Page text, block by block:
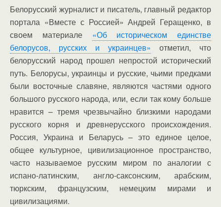
Белорусский журналист и писатель, главный редактор
портала «Вместе с Россией» Андрей Геращенко, в
своем материале «Об историческом единстве
белорусов, русских и украинцев» отметил, что
белорусский народ прошел непростой исторический
путь. Белорусы, украинцы и русские, чьими предками
были восточные славяне, являются частями одного
большого русского народа, или, если так кому больше
нравится – тремя чрезвычайно близкими народами
русского корня и древнерусского происхождения.
Россия, Украина и Беларусь – это единое целое,
общее культурное, цивилизационное пространство,
часто называемое русским миром по аналогии с
испано-латинским, англо-саксонским, арабским,
тюркским, французским, немецким мирами и
цивилизациями.